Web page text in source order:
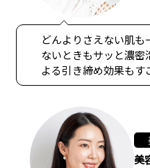
どんよりさえない肌
ないときもサッと濃
よる引き締め効果もす
美